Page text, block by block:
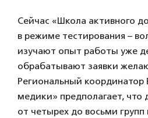
Сейчас «Школа активного
в режиме тестирования –
изучают опыт работы уже
обрабатывают заявки
Региональный
медики» предполагает, что
от четырех до восьми групп